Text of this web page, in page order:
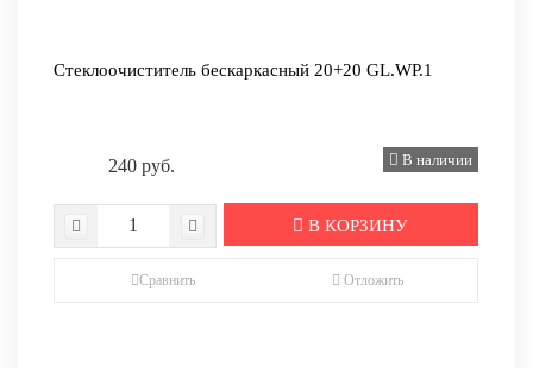
Стеклоочиститель бескаркасный 20+20 GL.WP.1
240 руб. В наличии
В КОРЗИНУ
Сравнить Отложить